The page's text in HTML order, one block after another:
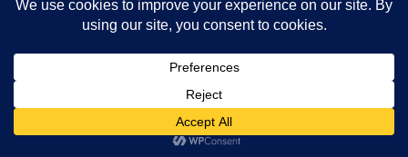
ご覧ください・・・！
MaHome(まほめ) WEB 絵の具ブローチ＆ハンドメイド作品